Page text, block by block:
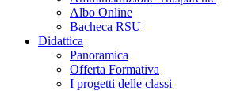
Albo Online
Bacheca RSU
Didattica
Panoramica
Offerta Formativa
I progetti delle classi